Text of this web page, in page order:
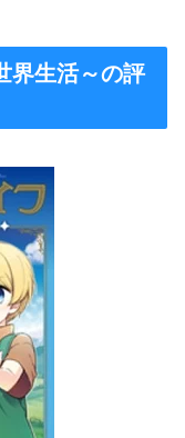
界生活～の評